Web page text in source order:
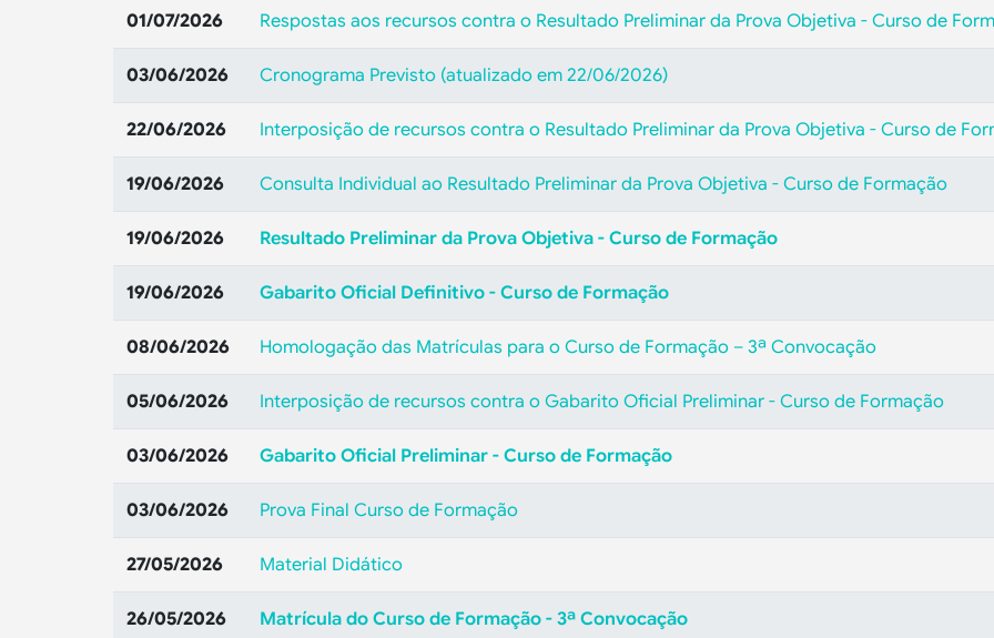
01/07/2026 Respostas aos recursos contra o Resultado Preliminar da Prova Objetiva - Curso de
03/06/2026 Cronograma Previsto (atualizado em 22/06/2026)
22/06/2026 Interposição de recursos contra o Resultado Preliminar da Prova Objetiva - Curso de
19/06/2026 Consulta Individual ao Resultado Preliminar da Prova Objetiva - Curso de Formação
19/06/2026 Resultado Preliminar da Prova Objetiva - Curso de Formação
19/06/2026 Gabarito Oficial Definitivo - Curso de Formação
08/06/2026 Homologação das Matrículas para o Curso de Formação – 3ª Convocação
05/06/2026 Interposição de recursos contra o Gabarito Oficial Preliminar - Curso de Formação
03/06/2026 Gabarito Oficial Preliminar - Curso de Formação
03/06/2026 Prova Final Curso de Formação
27/05/2026 Material Didático
26/05/2026 Matrícula do Curso de Formação - 3ª Convocação